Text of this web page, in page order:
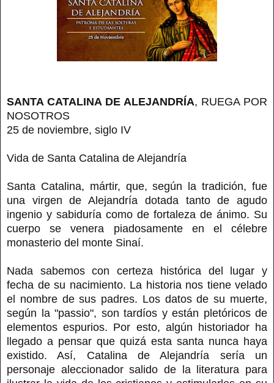
SANTA CATALINA DE ALEJANDRÍA, RUEGA POR
NOSOTROS
25 de noviembre, siglo IV
Vida de Santa Catalina de Alejandría
Santa Catalina, mártir, que, según la tradición, fue
una virgen de Alejandría dotada tanto de agudo
ingenio y sabiduría como de fortaleza de ánimo. Su
cuerpo se venera piadosamente en el célebre
monasterio del monte Sinaí.
Nada sabemos con certeza histórica del lugar y
fecha de su nacimiento. La historia nos tiene velado
el nombre de sus padres. Los datos de su muerte,
según la "passio", son tardíos y están pletóricos de
elementos espurios. Por esto, algún historiador ha
llegado a pensar que quizá esta santa nunca haya
existido. Así, Catalina de Alejandría sería un
personaje aleccionador salido de la literatura para